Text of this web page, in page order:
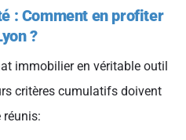
: Comment en profiter
?
immobilier en véritable outil
critères cumulatifs doivent
réunis: